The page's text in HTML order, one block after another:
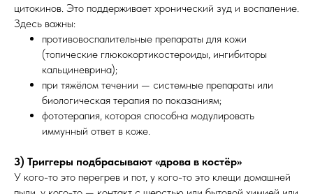
цитокинов. Это поддерживает хронический зуд и воспаление.
Здесь важны:
противовоспалительные препараты для кожи
(топические глюкокортикостероиды, ингибиторы
кальциневрина);
при тяжёлом течении — системные препараты или
биологическая терапия по показаниям;
фототерапия, которая способна модулировать
иммунный ответ в коже.
3) Триггеры подбрасывают «дрова в костёр»
У кого-то это перегрев и пот, у кого-то это клещи домашней